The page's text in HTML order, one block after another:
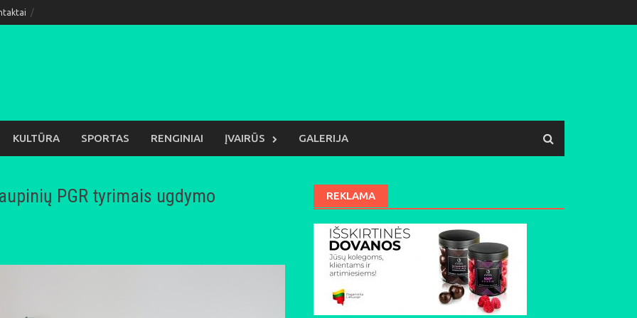
KULTŪRA SPORTAS RENGINIAI ĮVAIRŪS GALERIJA
PGR tyrimais ugdymo
REKLAMA